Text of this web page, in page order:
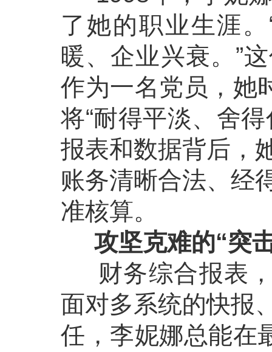
了她的职业生涯
暖、企业兴衰。”
作为一名党员，她
将“耐得平淡、舍
报表和数据背后，
账务清晰合法、经
准核算。
攻坚克难的“突
财务综合报表，
面对多系统的快报
任，李妮娜总能在